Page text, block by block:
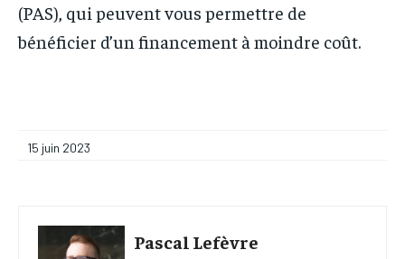
(PAS), qui peuvent vous permettre de
bénéficier d’un financement à moindre coût.
15 juin 2023
Pascal Lefèvre